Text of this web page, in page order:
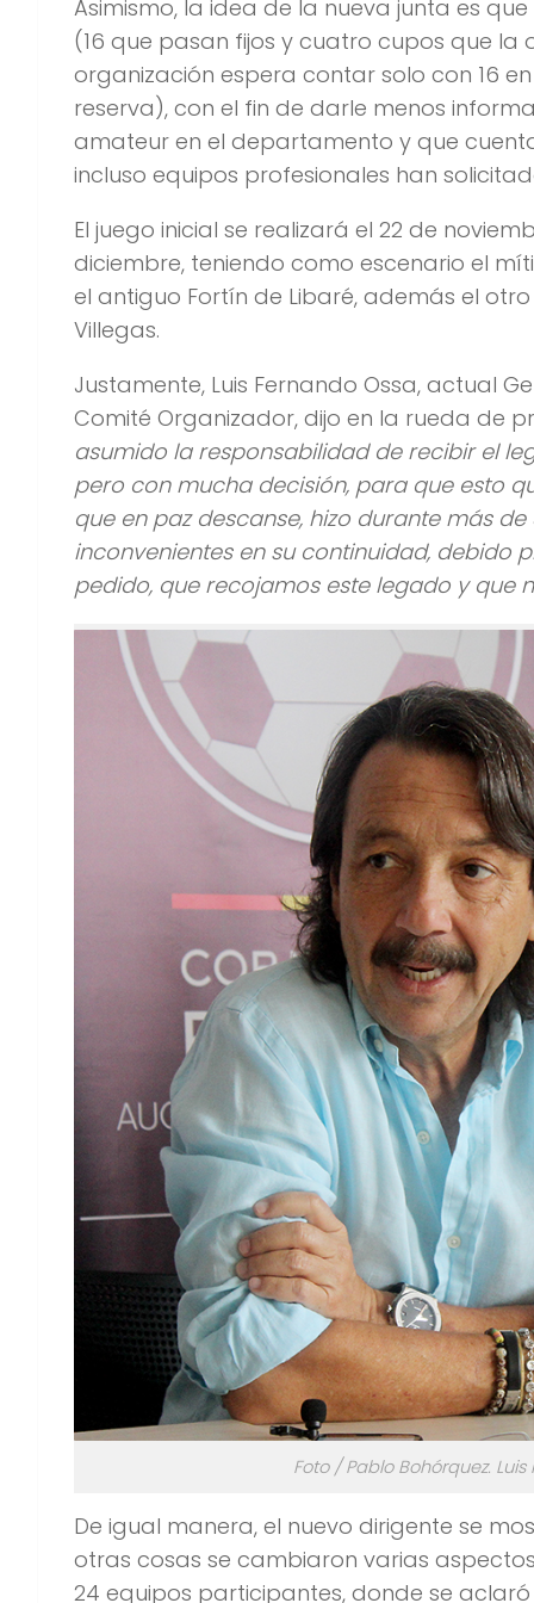
Asimismo, la idea de la nueva junta es
(16 que pasan fijos y cuatro cupos que la
organización espera contar solo con 16
reserva), con el fin de darle menos
amateur en el departamento y que
incluso equipos profesionales han
El juego inicial se realizará el 22 de
diciembre, teniendo como escenario el
el antiguo Fortín de Libaré, además el
Villegas.
Justamente, Luis Fernando Ossa, actual
Comité Organizador, dijo en la rueda de
asumido la responsabilidad de recibir el
pero con mucha decisión, para que esto
que en paz descanse, hizo durante más de
inconvenientes en su continuidad, debido
pedido, que recojamos este legado y que
Foto / Pablo Bohórquez.
De igual manera, el nuevo dirigente se
otras cosas se cambiaron varias
24 equipos participantes, donde se